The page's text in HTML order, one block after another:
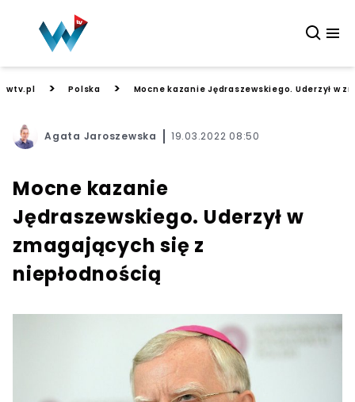
wtv.pl > Polska > Mocne kazanie Jędraszewskiego. Uderzył w
Agata Jaroszewska 19.03.2022 08:50
Mocne kazanie
Jędraszewskiego. Uderzył w
zmagających się z
niepłodnością